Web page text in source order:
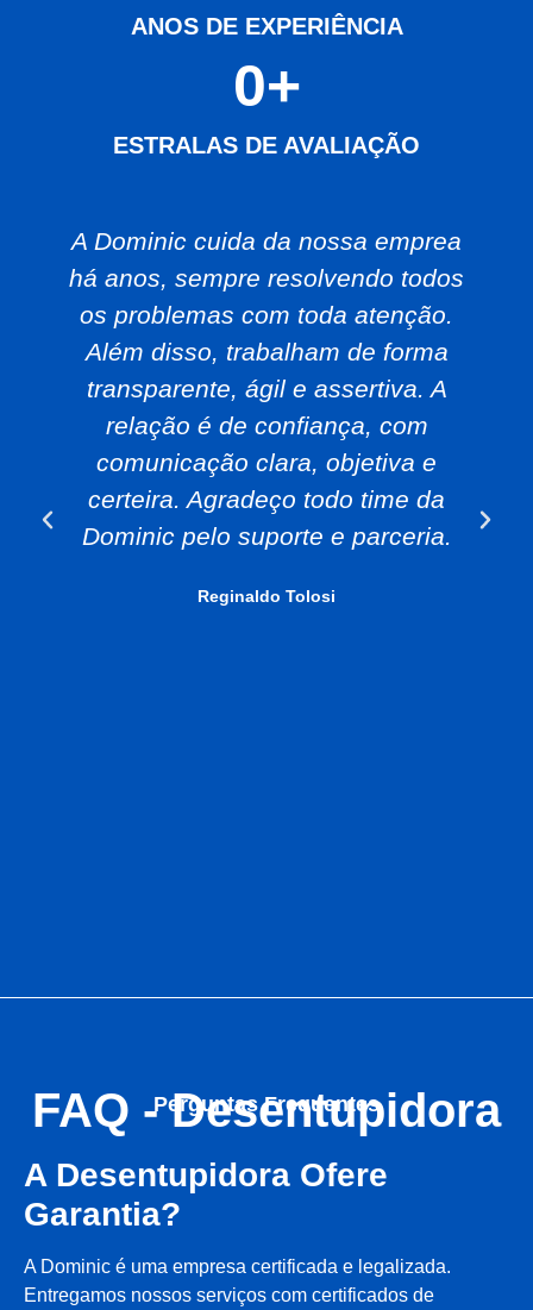
ANOS DE EXPERIÊNCIA
ESTRALAS DE AVALIAÇÃO
0+
A Dominic cuida da nossa emprea
há anos, sempre resolvendo todos
os problemas com toda atenção.
Além disso, trabalham de forma
transparente, ágil e assertiva. A
relação é de confiança, com
comunicação clara, objetiva e
certeira. Agradeço todo time da
Dominic pelo suporte e parceria.
Reginaldo Tolosi
Perguntas Frequentes
FAQ - Desentupidora
A Desentupidora Ofere
Garantia?
A Dominic é uma empresa certificada e legalizada.
Entregamos nossos serviços com certificados de